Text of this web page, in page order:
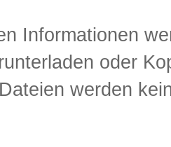
Informationen
oder
werden